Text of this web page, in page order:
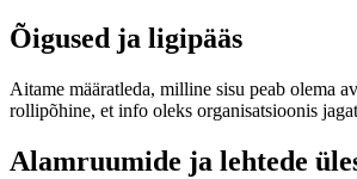
Õigused ja ligipääs
Aitame määratleda, milline sisu peab olema
rollipõhine, et info oleks organisatsioonis
Alamruumide ja lehtede